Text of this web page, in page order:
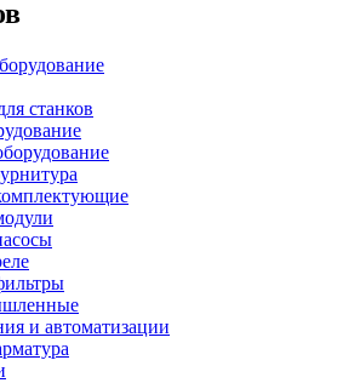
станков
и автоматизации